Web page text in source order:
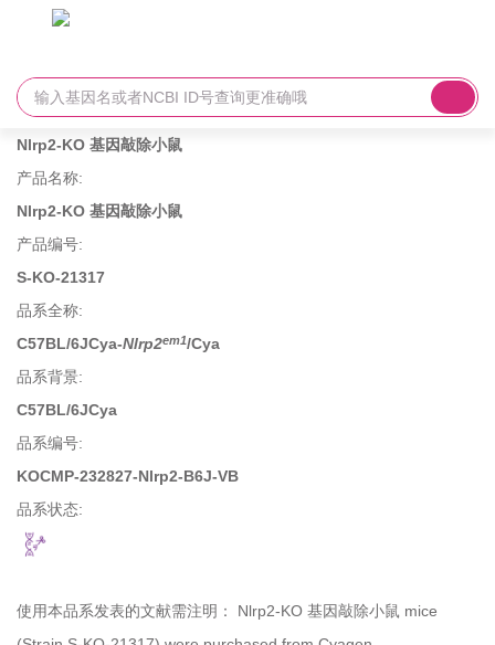
Nlrp2-KO 基因敲除小鼠
产品名称:
Nlrp2-KO 基因敲除小鼠
产品编号:
S-KO-21317
品系全称:
C57BL/6JCya-Nlrp2em1/Cya
品系背景:
C57BL/6JCya
品系编号:
KOCMP-232827-Nlrp2-B6J-VB
品系状态:
使用本品系发表的文献需注明： Nlrp2-KO 基因敲除小鼠 mice